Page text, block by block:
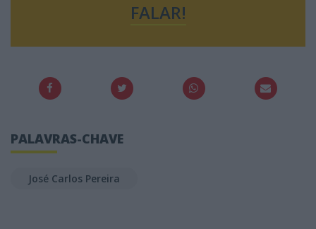
FALAR!
PALAVRAS-CHAVE
José Carlos Pereira